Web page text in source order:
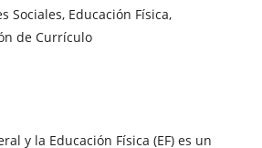
Sociales, Educación Física,
de Currículo
y la Educación Física (EF) es un